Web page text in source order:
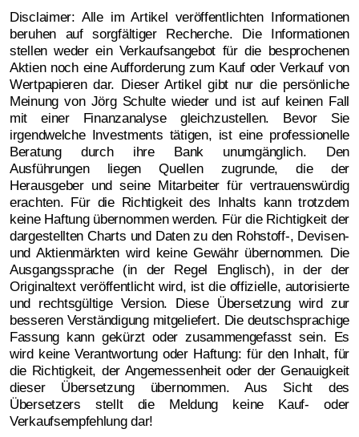
Disclaimer: Alle im Artikel veröffentlichten Informationen
beruhen auf sorgfältiger Recherche. Die Informationen
stellen weder ein Verkaufsangebot für die besprochenen
Aktien noch eine Aufforderung zum Kauf oder Verkauf von
Wertpapieren dar. Dieser Artikel gibt nur die persönliche
Meinung von Jörg Schulte wieder und ist auf keinen Fall
mit einer Finanzanalyse gleichzustellen. Bevor Sie
irgendwelche Investments tätigen, ist eine professionelle
Beratung durch ihre Bank unumgänglich. Den
Ausführungen liegen Quellen zugrunde, die der
Herausgeber und seine Mitarbeiter für vertrauenswürdig
erachten. Für die Richtigkeit des Inhalts kann trotzdem
keine Haftung übernommen werden. Für die Richtigkeit der
dargestellten Charts und Daten zu den Rohstoff-, Devisen-
und Aktienmärkten wird keine Gewähr übernommen. Die
Ausgangssprache (in der Regel Englisch), in der der
Originaltext veröffentlicht wird, ist die offizielle, autorisierte
und rechtsgültige Version. Diese Übersetzung wird zur
besseren Verständigung mitgeliefert. Die deutschsprachige
Fassung kann gekürzt oder zusammengefasst sein. Es
wird keine Verantwortung oder Haftung: für den Inhalt, für
die Richtigkeit, der Angemessenheit oder der Genauigkeit
dieser Übersetzung übernommen. Aus Sicht des
Übersetzers stellt die Meldung keine Kauf- oder
Verkaufsempfehlung dar!